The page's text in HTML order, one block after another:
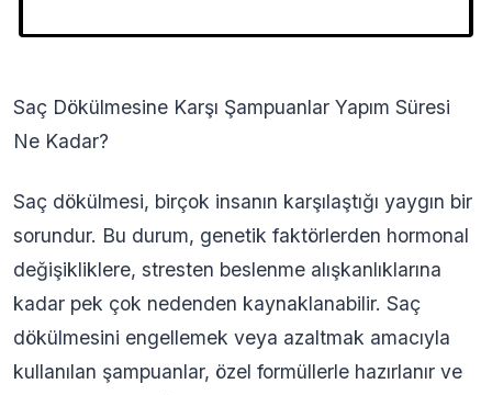
Saç Dökülmesine Karşı Şampuanlar Yapım Süresi
Ne Kadar?
Saç dökülmesi, birçok insanın karşılaştığı yaygın bir
sorundur. Bu durum, genetik faktörlerden hormonal
değişikliklere, stresten beslenme alışkanlıklarına
kadar pek çok nedenden kaynaklanabilir. Saç
dökülmesini engellemek veya azaltmak amacıyla
kullanılan şampuanlar, özel formüllerle hazırlanır ve